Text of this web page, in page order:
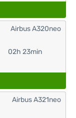
02h 23min
Airbus A320neo
Airbus A321neo